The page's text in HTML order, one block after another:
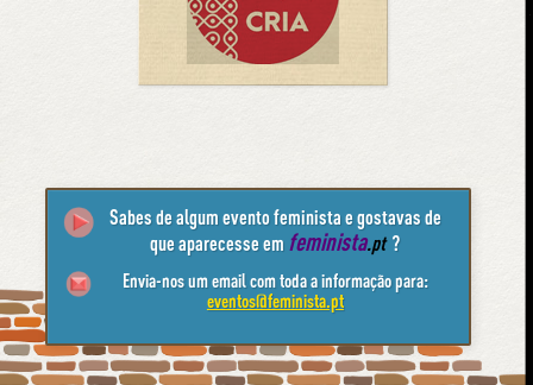
Sabes de algum evento feminista e gostavas de
que aparecesse em feminista.pt ?
Envia-nos um email com toda a informação para:
eventos@feminista.pt